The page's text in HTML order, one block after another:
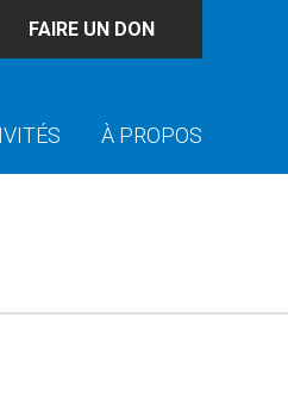
FAIRE UN DON
À PROPOS